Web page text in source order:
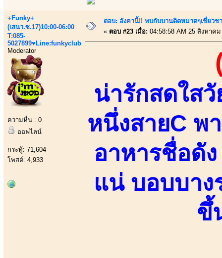
+Funky+
(เสนา.ซ.17)10:00-06:00
T:085-
5027899♥Line:funkyclub
Moderator
ความหื่น : 0
ออฟไลน์
กระทู้: 71,604
โพสต์: 4,933
ตอบ: อังคานี้!! พบกับบานดิดหมาดๆเชี่ยวช
« ตอบ #23 เมื่อ: 04:58:58 AM 25 สิงหาคม
น่ารักสดใส
หนึ่งสายC พ
อาหารชื่อดั
แน่ บอบบาง
ขึ้